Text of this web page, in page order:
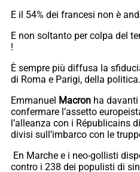
E il 54% dei francesi non è
E non soltanto per colpa del
!
È sempre più diffusa la
di Roma e Parigi, della politica.
Emmanuel Macron ha
confermare l’assetto
l’alleanza con i Républicains
divisi sull’imbarco con le
En Marche e i neo-gollisti
contro i 238 dei populisti di